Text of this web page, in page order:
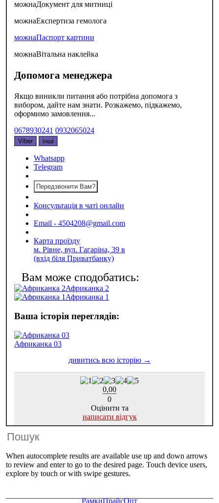
можнаДокумент для митниці
можнаЕкспертиза гемолога
можнаПаспорт картини
можнаВітальна наклейка
Допомога менеджера
Якщо виникли питання або потрібна допомога з
вибором, дайте нам знати. Розкажемо, підкажемо,
оформимо замовлення...
0678930241 0932065024
Viber інші
Whatsapp
Telegram
Передзвонити Вам?
Консультація в чаті онлайн
Email - 4504208@gmail.com
Карта проїзду
м. Рівне, вул. Гагаріна, 39 в
(вхід біля Приватбанку)
Африканка 2
Африканка 1
Африканка 03
0,00
0
Оцінити та
написати відгук
When autocomplete results are available use up and down arrows
to review and enter to go to the desired page. Touch device users,
explore by touch or with swipe gestures.
РамкиПрайсОпт